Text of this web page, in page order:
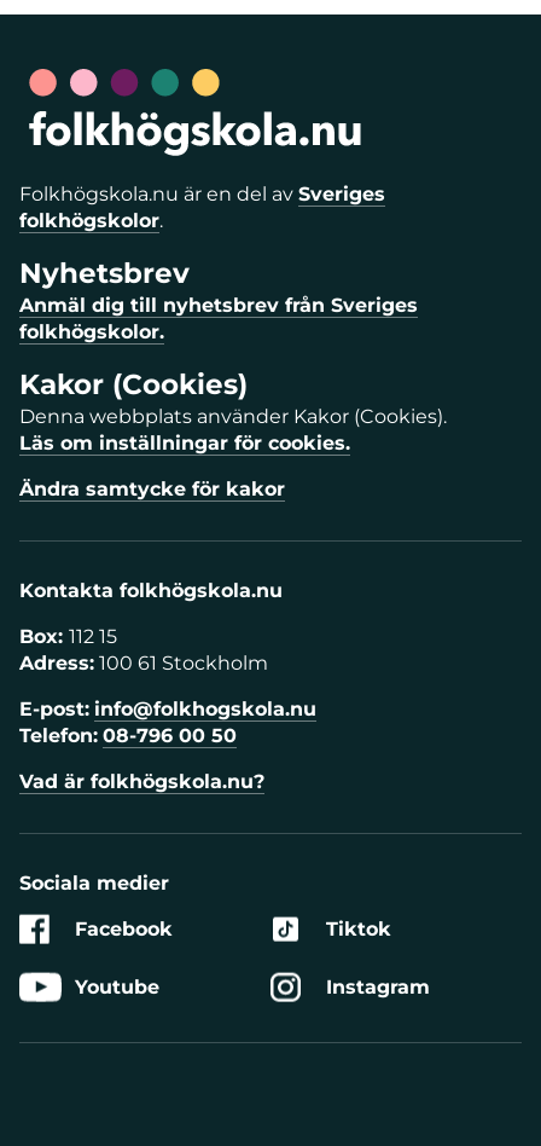
Folkhögskola.nu är en del av Sveriges
folkhögskolor.
Nyhetsbrev
Anmäl dig till nyhetsbrev från Sveriges
folkhögskolor.
Kakor (Cookies)
Denna webbplats använder Kakor (Cookies).
Läs om inställningar för cookies.
Ändra samtycke för kakor
Kontakta folkhögskola.nu
Box: 112 15
Adress: 100 61 Stockholm
E-post: info@folkhogskola.nu
Telefon: 08-796 00 50
Vad är folkhögskola.nu?
Sociala medier
Facebook
Youtube
Tiktok
Instagram